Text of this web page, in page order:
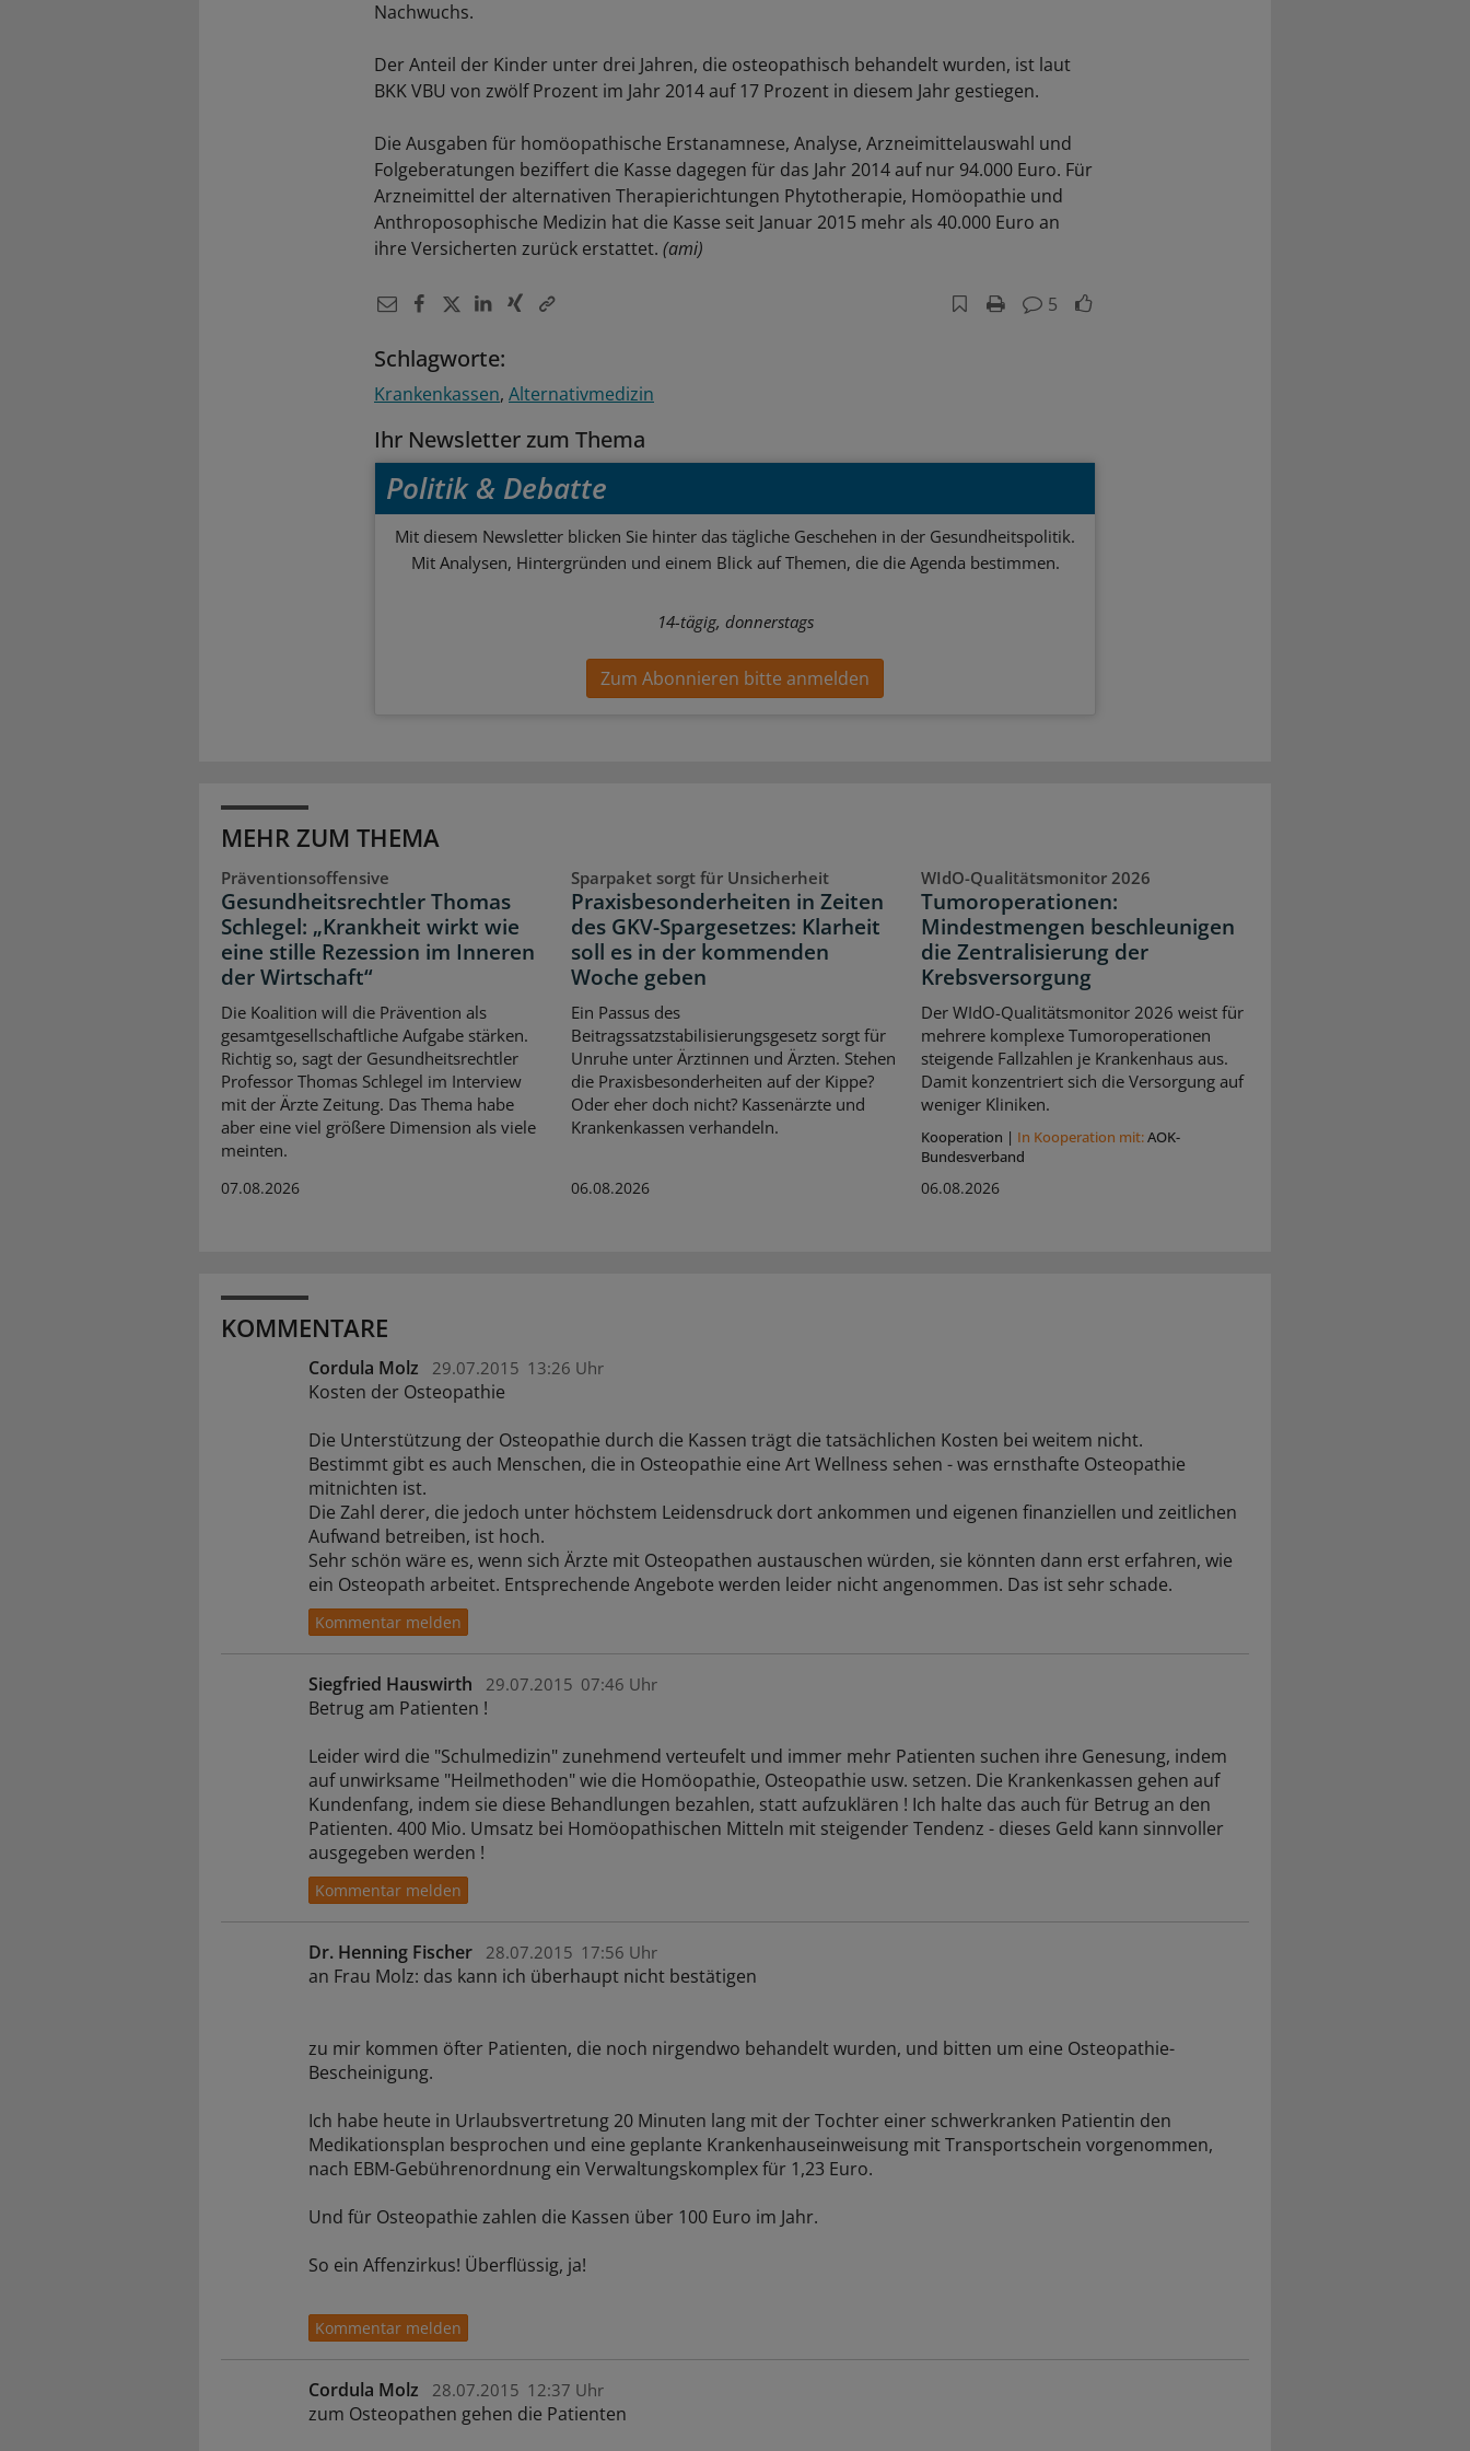
Nachwuchs.
Der Anteil der Kinder unter drei Jahren, die osteopathisch behandelt wurden, ist laut
BKK VBU von zwölf Prozent im Jahr 2014 auf 17 Prozent in diesem Jahr gestiegen.
Die Ausgaben für homöopathische Erstanamnese, Analyse, Arzneimittelauswahl und
Folgeberatungen beziffert die Kasse dagegen für das Jahr 2014 auf nur 94.000 Euro. Für
Arzneimittel der alternativen Therapierichtungen Phytotherapie, Homöopathie und
Anthroposophische Medizin hat die Kasse seit Januar 2015 mehr als 40.000 Euro an
ihre Versicherten zurück erstattet. (ami)
5
Schlagworte:
Krankenkassen Alternativmedizin
Ihr Newsletter zum Thema
Politik & Debatte
Mit diesem Newsletter blicken Sie hinter das tägliche Geschehen in der Gesundheitspolitik.
Mit Analysen, Hintergründen und einem Blick auf Themen, die die Agenda bestimmen.
14-tägig, donnerstags
Zum Abonnieren bitte anmelden
MEHR ZUM THEMA
Präventionsoffensive
Gesundheitsrechtler Thomas
Schlegel: „Krankheit wirkt wie
eine stille Rezession im Inneren
der Wirtschaft“
Die Koalition will die Prävention als
gesamtgesellschaftliche Aufgabe stärken.
Richtig so, sagt der Gesundheitsrechtler
Professor Thomas Schlegel im Interview
mit der Ärzte Zeitung. Das Thema habe
aber eine viel größere Dimension als viele
meinten.
07.08.2026
Sparpaket sorgt für Unsicherheit
Praxisbesonderheiten in Zeiten
des GKV-Spargesetzes: Klarheit
soll es in der kommenden
Woche geben
Ein Passus des
Beitragssatzstabilisierungsgesetz sorgt für
Unruhe unter Ärztinnen und Ärzten. Stehen
die Praxisbesonderheiten auf der Kippe?
Oder eher doch nicht? Kassenärzte und
Krankenkassen verhandeln.
06.08.2026
WIdO-Qualitätsmonitor 2026
Tumoroperationen:
Mindestmengen beschleunigen
die Zentralisierung der
Krebsversorgung
Der WIdO-Qualitätsmonitor 2026 weist für
mehrere komplexe Tumoroperationen
steigende Fallzahlen je Krankenhaus aus.
Damit konzentriert sich die Versorgung auf
weniger Kliniken.
Kooperation | In Kooperation mit:AOK-
Bundesverband
06.08.2026
KOMMENTARE
Cordula Molz 29.07.2015 13:26 Uhr
Kosten der Osteopathie
Die Unterstützung der Osteopathie durch die Kassen trägt die tatsächlichen Kosten bei weitem nicht.
Bestimmt gibt es auch Menschen, die in Osteopathie eine Art Wellness sehen - was ernsthafte Osteopathie
mitnichten ist.
Die Zahl derer, die jedoch unter höchstem Leidensdruck dort ankommen und eigenen finanziellen und zeitlichen
Aufwand betreiben, ist hoch.
Sehr schön wäre es, wenn sich Ärzte mit Osteopathen austauschen würden, sie könnten dann erst erfahren, wie
ein Osteopath arbeitet. Entsprechende Angebote werden leider nicht angenommen. Das ist sehr schade.
Siegfried Hauswirth 29.07.2015 07:46 Uhr
Betrug am Patienten !
Leider wird die "Schulmedizin" zunehmend verteufelt und immer mehr Patienten suchen ihre Genesung, indem
auf unwirksame "Heilmethoden" wie die Homöopathie, Osteopathie usw. setzen. Die Krankenkassen gehen auf
Kundenfang, indem sie diese Behandlungen bezahlen, statt aufzuklären ! Ich halte das auch für Betrug an den
Patienten. 400 Mio. Umsatz bei Homöopathischen Mitteln mit steigender Tendenz - dieses Geld kann sinnvoller
ausgegeben werden !
Dr. Henning Fischer 28.07.2015 17:56 Uhr
an Frau Molz: das kann ich überhaupt nicht bestätigen
zu mir kommen öfter Patienten, die noch nirgendwo behandelt wurden, und bitten um eine Osteopathie-
Bescheinigung.
Ich habe heute in Urlaubsvertretung 20 Minuten lang mit der Tochter einer schwerkranken Patientin den
Medikationsplan besprochen und eine geplante Krankenhauseinweisung mit Transportschein vorgenommen,
nach EBM-Gebührenordnung ein Verwaltungskomplex für 1,23 Euro.
Und für Osteopathie zahlen die Kassen über 100 Euro im Jahr.
So ein Affenzirkus! Überflüssig, ja!
Cordula Molz 28.07.2015 12:37 Uhr
zum Osteopathen gehen die Patienten